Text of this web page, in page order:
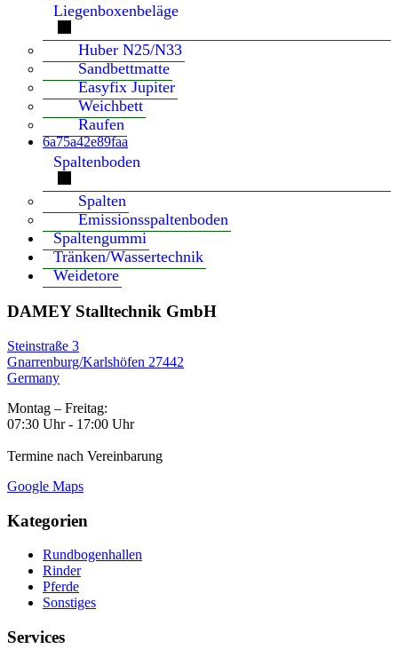
Liegenboxenbeläge
Huber N25/N33
Sandbettmatte
Easyfix Jupiter
Weichbett
Raufen
6a75a42e89faa
Spaltenboden
Spalten
Emissionsspaltenboden
Spaltengummi
Tränken/Wassertechnik
Weidetore
DAMEY Stalltechnik GmbH
Steinstraße 3
Gnarrenburg/Karlshöfen 27442
Germany
Montag – Freitag:
07:30 Uhr - 17:00 Uhr
Termine nach Vereinbarung
Google Maps
Kategorien
Rundbogenhallen
Rinder
Pferde
Sonstiges
Services